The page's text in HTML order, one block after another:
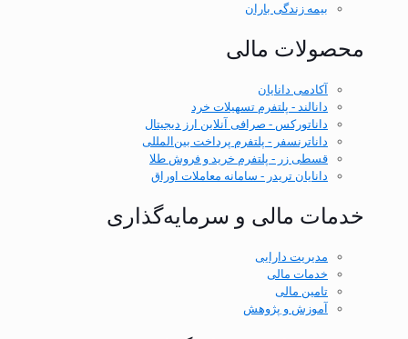
بیمه زندگی باران
محصولات مالی
آکادمی دانایان
دانالند - پلتفرم تسهیلات خرد
داناتورکس - صرافی آنلاین ارز دیجیتال
داناترنسفر - پلتفرم پرداخت بین‌المللی
قسطی زر - پلتفرم خرید و فروش طلا
دانایان تریدر - سامانه معاملات اوراق
خدمات مالی و سرمایه‌گذاری
مدیریت دارایی
خدمات مالی
تامین مالی
آموزش و پژوهش